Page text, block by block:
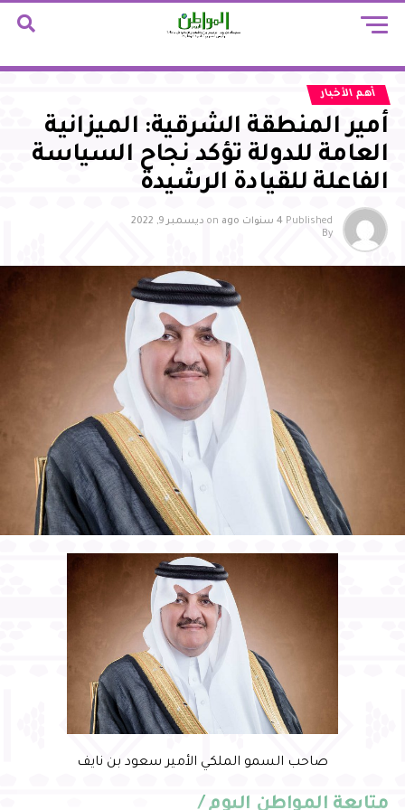
أهم الأخبار
أمير المنطقة الشرقية: الميزانية
العامة للدولة تؤكد نجاح السياسة
الفاعلة للقيادة الرشيدة
Published 4 سنوات ago on ديسمبر 9, 2022
By
صاحب السمو الملكي الأمير سعود بن نايف
متابعة المواطن اليوم /